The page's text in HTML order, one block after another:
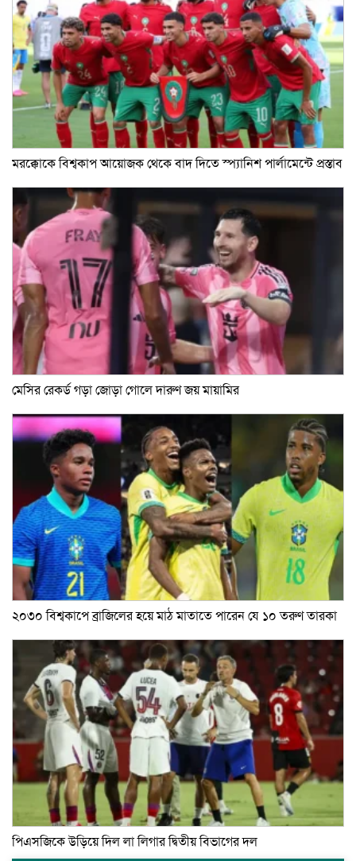
মরক্কোকে বিশ্বকাপ আয়োজক থেকে বাদ দিতে স্প্যানিশ পার্লামেন্টে প্রস্তাব
মেসির রেকর্ড গড়া জোড়া গোলে দারুণ জয় মায়ামির
২০৩০ বিশ্বকাপে ব্রাজিলের হয়ে মাঠ মাতাতে পারেন যে ১০ তরুণ তারকা
পিএসজিকে উড়িয়ে দিল লা লিগার দ্বিতীয় বিভাগের দল